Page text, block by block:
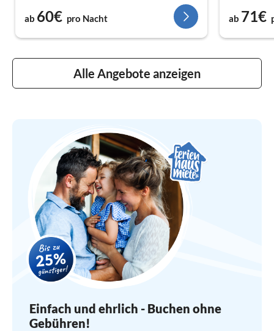
ab 60€ pro Nacht ab 71€
Alle Angebote anzeigen
Einfach und ehrlich - Buchen ohne
Gebühren!